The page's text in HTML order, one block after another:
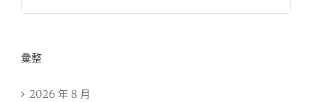
結
彙整
2026 年 8 月